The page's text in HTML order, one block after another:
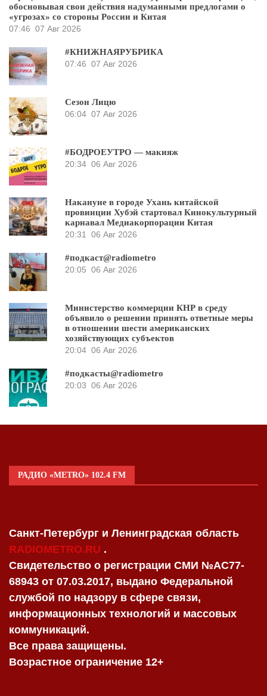
обосновывая свои действия надуманными предлогами о
«угрозах» со стороны России и Китая
07:46 07 Авг 2026
#КНИЖНАЯРУБРИКА
07:46 07 Авг 2026
Сезон Лицю
06:04 07 Авг 2026
#БОДРОЕУТРО — макияж
20:34 06 Авг 2026
Накануне в городе Ухань китайской
провинции Хубэй стартовал Кинокультурный
карнавал Медиакорпорации Китая
20:31
06 Авг 2026
#подкаст@radiometro
20:05 06 Авг 2026
Министерство коммерции КНР в среду
объявило о решении принять ответные меры
в отношении шести американских
хозяйствующих субъектов
20:04 06 Авг 2026
#подкасты@radiometro
20:03 06 Авг 2026
РАДИО «METRO» 102.4 FM
Санкт-Петербург и Ленинградская область
RADIOMETRO.RU .
Свидетельство о регистрации СМИ №AC77-
68943 от 07.03.2017, выдано Федеральной
службой по надзору в сфере связи,
информационных технологий и массовых
коммуникаций.
Все права защищены.
Возрастное ограничение 12+